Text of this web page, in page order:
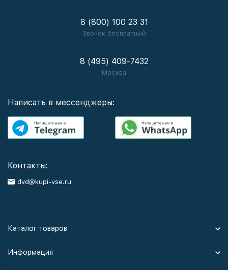
8 (800) 100 23 31
Звонок бесплатный
8 (495) 409-7432
Москва
Написать в мессенджеры:
Контакты:
dvd@kupi-vse.ru
Каталог товаров
Информация